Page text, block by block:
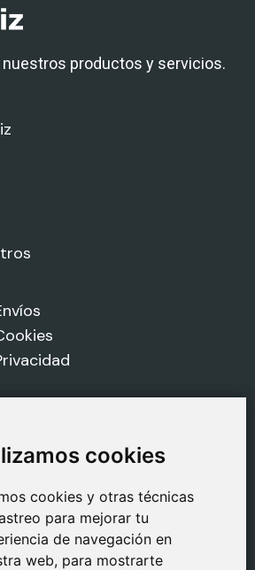
cookies
cookies y otras técnicas
para mejorar tu
de navegación en
web, para mostrarte
cookies
cookies y otras técnicas
para mejorar tu
de navegación en
web, para mostrarte
productos y servicios.
6, 28770 Colmenar Viejo,